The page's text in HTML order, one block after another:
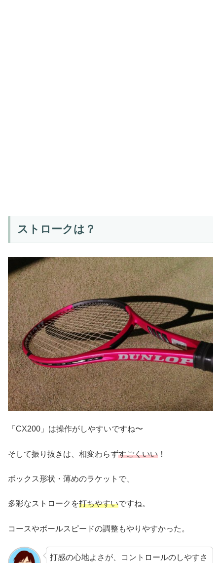
ストロークは？
「CX200」は操作がしやすいですね〜
そして振り抜きは、相変わらずすごくいい ！
ボックス形状・薄めのラケットで、
多彩なストロークを打ちやすいですね。
コースやボールスピードの調整もやりやすかった。
打感の心地よさが、コントロールのしやすさ